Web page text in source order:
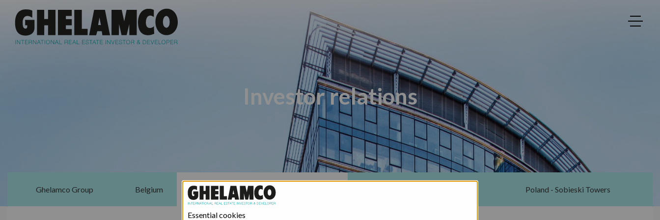
Investor relations
Ghelamco Group Belgium Poland - Ghelamco Invest Poland - Sobieski Towers
Essential cookies